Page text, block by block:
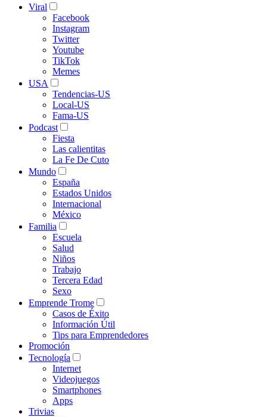
Viral
Facebook
Instagram
Twitter
Youtube
TikTok
Memes
USA
Tendencias-US
Local-US
Fama-US
Podcast
Fiesta
Las calientitas
La Fe De Cuto
Mundo
España
Estados Unidos
Internacional
México
Familia
Escuela
Salud
Niños
Trabajo
Tercera Edad
Sexo
Emprende Trome
Casos de Éxito
Información Útil
Tips para Emprendedores
Promoción
Tecnología
Internet
Videojuegos
Smartphones
Apps
Trivias